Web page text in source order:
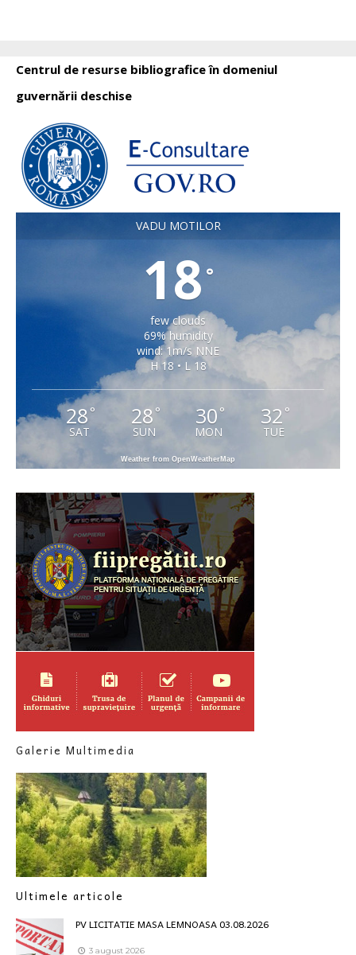
Centrul de resurse bibliografice în domeniul
guvernării deschise
VADU MOTILOR
18 °
few clouds
69% humidity
wind: 1m/s NNE
H 18 • L 18
28 °
SAT
28 °
SUN
30°
MON
32 °
TUE
Weather from OpenWeatherMap
Galerie Multimedia
Ultimele articole
PV LICITATIE MASA LEMNOASA 03.08.2026
3 august 2026